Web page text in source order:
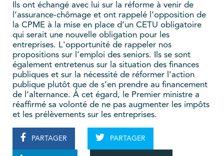
Ils ont échangé avec lui sur la réforme à venir de
l’assurance-chômage et ont rappelé l’opposition de
la CPME à la mise en place d’un CETU obligatoire
qui serait une nouvelle obligation pour les
entreprises. L'opportunité de rappeler nos
propositions sur l’emploi des seniors. Ils se sont
également entretenus sur la situation des finances
publiques et sur la nécessité de réformer l’action
publique plutôt que de s’en prendre au financement
de l’alternance. À cet égard, le Premier ministre a
réaffirmé sa volonté de ne pas augmenter les impôts
et les prélèvements sur les entreprises.
PARTAGER PARTAGER